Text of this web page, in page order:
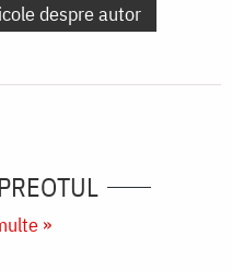
despre autor
»